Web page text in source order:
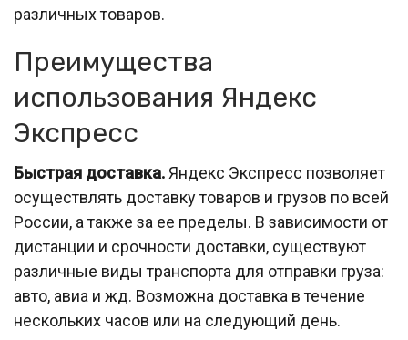
различных товаров.
Преимущества
использования Яндекс
Экспресс
Быстрая доставка. Яндекс Экспресс позволяет
осуществлять доставку товаров и грузов по всей
России, а также за ее пределы. В зависимости от
дистанции и срочности доставки, существуют
различные виды транспорта для отправки груза:
авто, авиа и жд. Возможна доставка в течение
нескольких часов или на следующий день.